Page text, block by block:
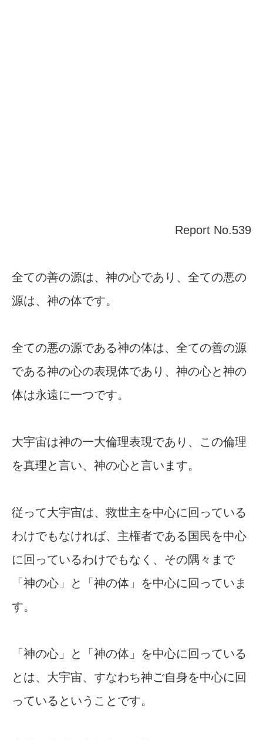
Report No.539
全ての善の源は、神の心であり、全ての悪の
源は、神の体です。
全ての悪の源である神の体は、全ての善の源
である神の心の表現体であり、神の心と神の
体は永遠に一つです。
大宇宙は神の一大倫理表現であり、この倫理
を真理と言い、神の心と言います。
従って大宇宙は、救世主を中心に回っている
わけでもなければ、主権者である国民を中心
に回っているわけでもなく、その隅々まで
「神の心」と「神の体」を中心に回っていま
す。
「神の心」と「神の体」を中心に回っている
とは、大宇宙、すなわち神ご自身を中心に回
っているということです。